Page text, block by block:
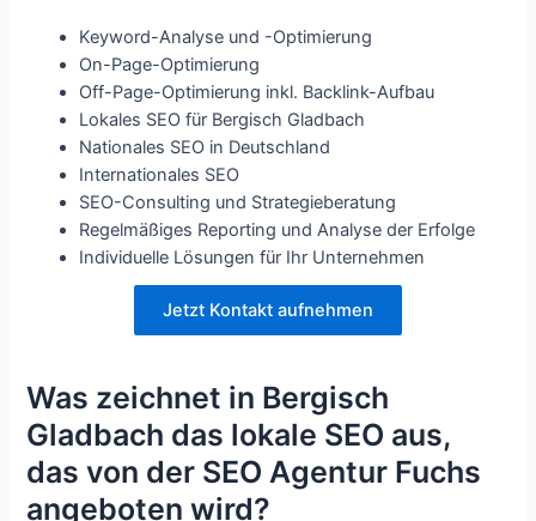
Keyword-Analyse und -Optimierung
On-Page-Optimierung
Off-Page-Optimierung inkl. Backlink-Aufbau
Lokales SEO für Bergisch Gladbach
Nationales SEO in Deutschland
Internationales SEO
SEO-Consulting und Strategieberatung
Regelmäßiges Reporting und Analyse der Erfolge
Individuelle Lösungen für Ihr Unternehmen
Jetzt Kontakt aufnehmen
Was zeichnet in Bergisch
Gladbach das lokale SEO aus,
das von der SEO Agentur Fuchs
angeboten wird?